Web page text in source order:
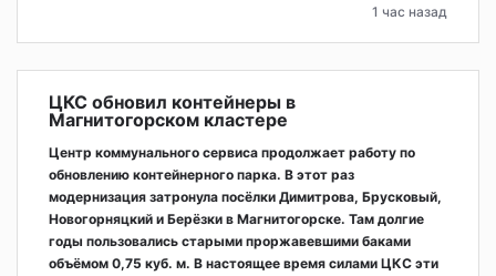
1 час назад
ЦКС обновил контейнеры в
Магнитогорском кластере
Центр коммунального сервиса продолжает работу по
обновлению контейнерного парка. В этот раз
модернизация затронула посёлки Димитрова, Брусковый,
Новогорняцкий и Берёзки в Магнитогорске. Там долгие
годы пользовались старыми проржавевшими баками
объёмом 0,75 куб. м. В настоящее время силами ЦКС эти